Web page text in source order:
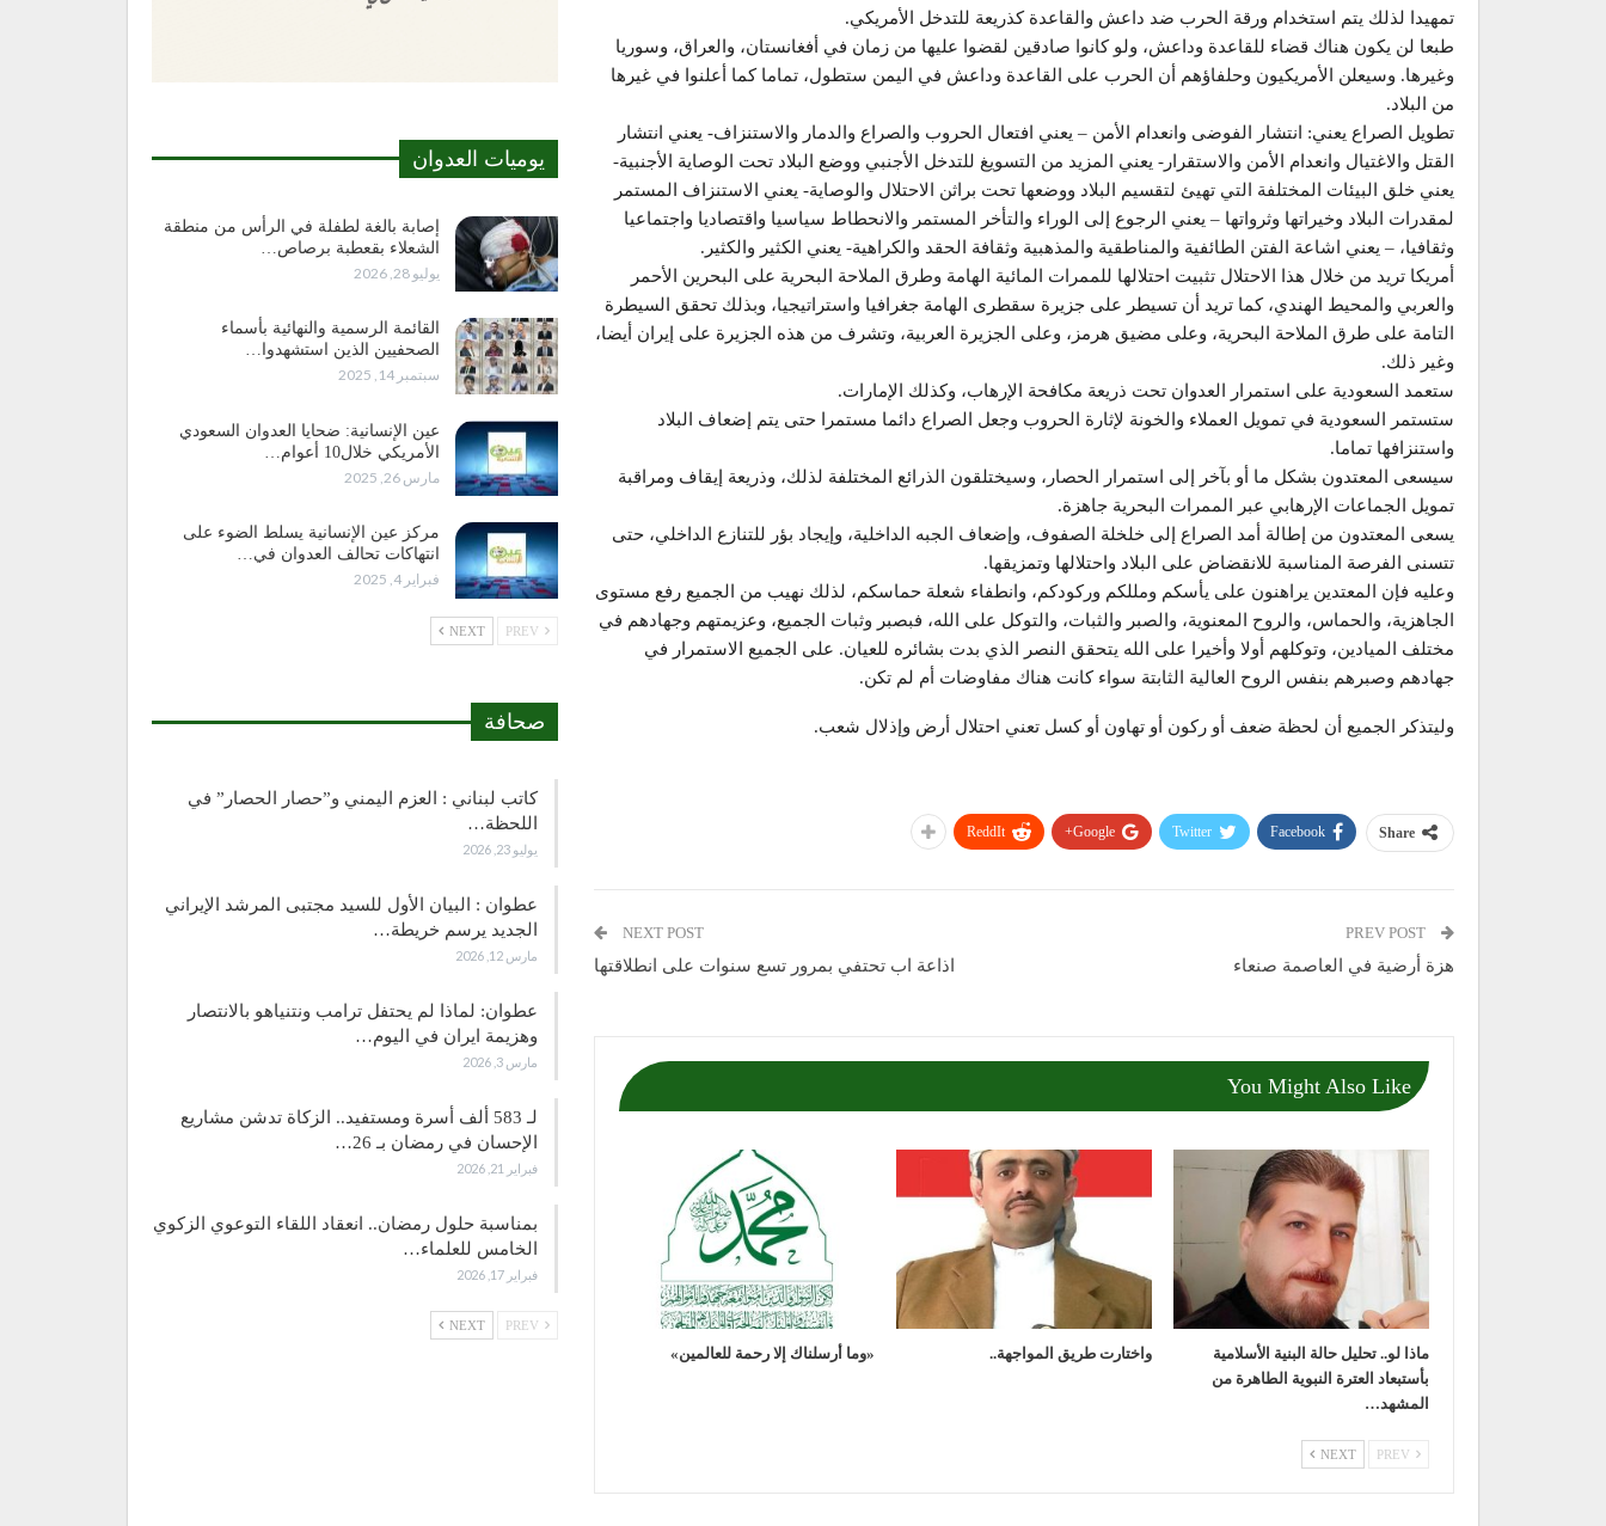
تمهيدا لذلك يتم استخدام ورقة الحرب ضد داعش والقاعدة كذريعة للتدخل الأمريكي.
طبعا لن يكون هناك قضاء للقاعدة وداعش، ولو كانوا صادقين لقضوا عليها من زمان في أفغانستان، والعراق، وسوريا
وغيرها. وسيعلن الأمريكيون وحلفاؤهم أن الحرب على القاعدة وداعش في اليمن ستطول، تماما كما أعلنوا في غيرها
من البلاد.
تطويل الصراع يعني: انتشار الفوضى وانعدام الأمن – يعني افتعال الحروب والصراع والدمار والاستنزاف- يعني انتشار
القتل والاغتيال وانعدام الأمن والاستقرار- يعني المزيد من التسويغ للتدخل الأجنبي ووضع البلاد تحت الوصاية الأجنبية-
يعني خلق البيئات المختلفة التي تهيئ لتقسيم البلاد ووضعها تحت براثن الاحتلال والوصاية- يعني الاستنزاف المستمر
لمقدرات البلاد وخيراتها وثرواتها – يعني الرجوع إلى الوراء والتأخر المستمر والانحطاط سياسيا واقتصاديا واجتماعيا
وثقافيا، – يعني اشاعة الفتن الطائفية والمناطقية والمذهبية وثقافة الحقد والكراهية- يعني الكثير والكثير.
أمريكا تريد من خلال هذا الاحتلال تثبيت احتلالها للممرات المائية الهامة وطرق الملاحة البحرية على البحرين الأحمر
والعربي والمحيط الهندي، كما تريد أن تسيطر على جزيرة سقطرى الهامة جغرافيا واستراتيجيا، وبذلك تحقق السيطرة
التامة على طرق الملاحة البحرية، وعلى مضيق هرمز، وعلى الجزيرة العربية، وتشرف من هذه الجزيرة على إيران أيضا،
وغير ذلك.
ستعمد السعودية على استمرار العدوان تحت ذريعة مكافحة الإرهاب، وكذلك الإمارات.
ستستمر السعودية في تمويل العملاء والخونة لإثارة الحروب وجعل الصراع دائما مستمرا حتى يتم إضعاف البلاد
واستنزافها تماما.
سيسعى المعتدون بشكل ما أو بآخر إلى استمرار الحصار، وسيختلقون الذرائع المختلفة لذلك، وذريعة إيقاف ومراقبة
تمويل الجماعات الإرهابي عبر الممرات البحرية جاهزة.
يسعى المعتدون من إطالة أمد الصراع إلى خلخلة الصفوف، وإضعاف الجبه الداخلية، وإيجاد بؤر للتنازع الداخلي، حتى
تتسنى الفرصة المناسبة للانقضاض على البلاد واحتلالها وتمزيقها.
وعليه فإن المعتدين يراهنون على يأسكم ومللكم وركودكم، وانطفاء شعلة حماسكم، لذلك نهيب من الجميع رفع مستوى
الجاهزية، والحماس، والروح المعنوية، والصبر والثبات، والتوكل على الله، فبصبر وثبات الجميع، وعزيمتهم وجهادهم في
مختلف الميادين، وتوكلهم أولا وأخيرا على الله يتحقق النصر الذي بدت بشائره للعيان. على الجميع الاستمرار في
جهادهم وصبرهم بنفس الروح العالية الثابتة سواء كانت هناك مفاوضات أم لم تكن.
وليتذكر الجميع أن لحظة ضعف أو ركون أو تهاون أو كسل تعني احتلال أرض وإذلال شعب.
Share
Facebook
Twitter
Google+
ReddIt
هزة أرضية في العاصمة صنعاء
NEXT POST
اذاعة اب تحتفي بمرور تسع سنوات على انطلاقتها
You Might Also Like
ماذا لو.. تحليل حالة البنية الأسلامية
بأستبعاد العترة النبوية الطاهرة من
المشهد…
واختارت طريق المواجهة.. «وما أرسلناك إلا رحمة للعالمين»
NEXT
يوميات العدوان
إصابة بالغة لطفلة في الرأس من منطقة
الشعلاء بقعطبة برصاص…
يوليو 28, 2026
القائمة الرسمية والنهائية بأسماء
الصحفيين الذين استشهدوا…
سبتمبر 14, 2025
عين الإنسانية: ضحايا العدوان السعودي
الأمريكي خلال10 أعوام…
مارس 26, 2025
مركز عين الإنسانية يسلط الضوء على
انتهاكات تحالف العدوان في…
فبراير 4, 2025
NEXT
صحافة
كاتب لبناني : العزم اليمني و”حصار الحصار” في
اللحظة…
يوليو 23, 2026
عطوان : البيان الأول للسيد مجتبى المرشد الإيراني
الجديد يرسم خريطة…
مارس 12, 2026
عطوان: لماذا لم يحتفل ترامب ونتنياهو بالانتصار
وهزيمة ايران في اليوم…
مارس 3, 2026
لـ 583 ألف أسرة ومستفيد.. الزكاة تدشن مشاريع
الإحسان في رمضان بـ 26…
فبراير 21, 2026
بمناسبة حلول رمضان.. انعقاد اللقاء التوعوي الزكوي
الخامس للعلماء…
فبراير 17, 2026
NEXT